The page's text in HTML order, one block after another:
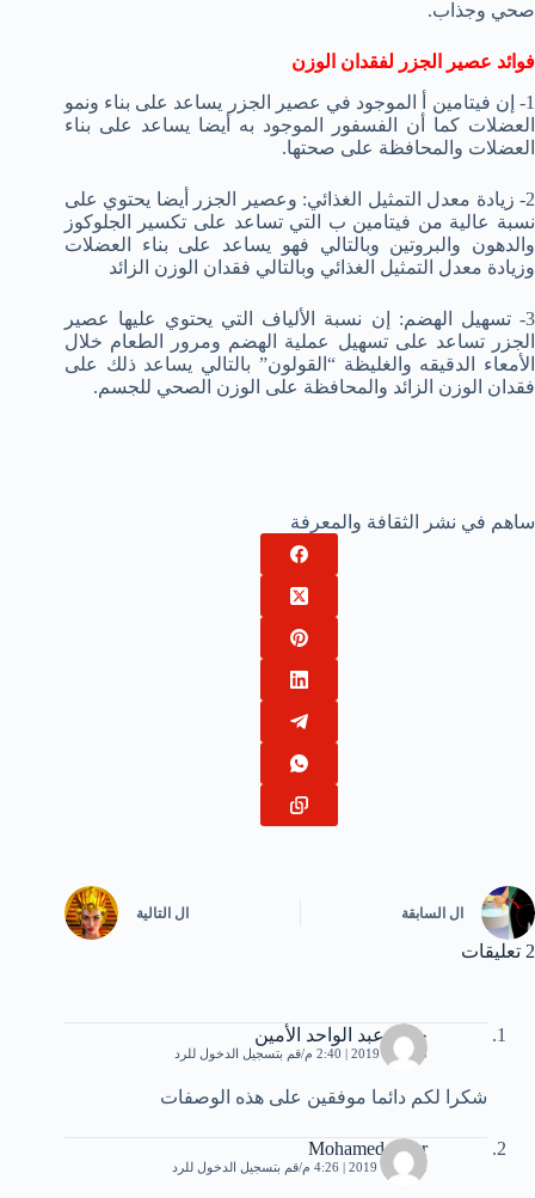
صحي وجذاب.
فوائد عصير الجزر لفقدان الوزن
1- إن فيتامين أ الموجود في عصير الجزر يساعد على بناء ونمو
العضلات كما أن الفسفور الموجود به أيضا يساعد على بناء
العضلات والمحافظة على صحتها.
2- زيادة معدل التمثيل الغذائي: وعصير الجزر أيضا يحتوي على
نسبة عالية من فيتامين ب التي تساعد على تكسير الجلوكوز
والدهون والبروتين وبالتالي فهو يساعد على بناء العضلات
وزيادة معدل التمثيل الغذائي وبالتالي فقدان الوزن الزائد
3- تسهيل الهضم: إن نسبة الألياف التي يحتوي عليها عصير
الجزر تساعد على تسهيل عملية الهضم ومرور الطعام خلال
الأمعاء الدقيقه والغليظة “القولون” بالتالي يساعد ذلك على
فقدان الوزن الزائد والمحافظة على الوزن الصحي للجسم.
ساهم في نشر الثقافة والمعرفة
ال السابقة ال التالية
2 تعليقات
جلال عبد الواحد الأمين
23 يناير، 2019 | 2:40 م قم بتسجيل الدخول للرد
شكرا لكم دائما موفقين على هذه الوصفات
Mohamed omer
1 فبراير، 2019 | 4:26 م قم بتسجيل الدخول للرد